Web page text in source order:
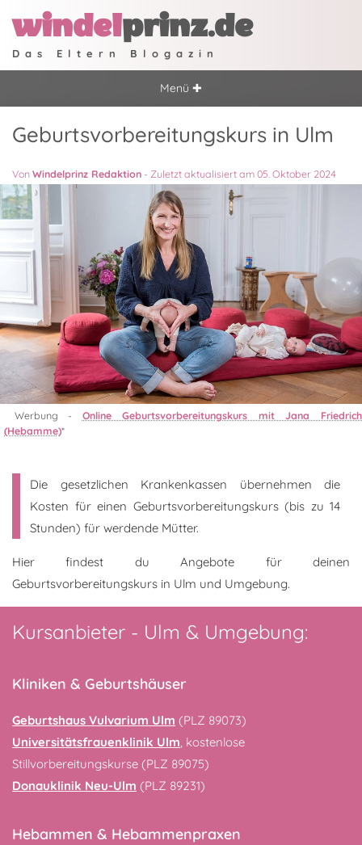
windelprinz.de
Das Eltern Blogazin
Menü ✚
Geburtsvorbereitungskurs in Ulm
VonWindelprinz Redaktion - Zuletzt aktualisiert am 05. Oktober 2024
Werbung - Online Geburtsvorbereitungskurs mit Jana Friedrich
(Hebamme)*
Die gesetzlichen Krankenkassen übernehmen die
Kosten für einen Geburtsvorbereitungskurs (bis zu 14
Stunden) für werdende Mütter.
Hier findest du Angebote für deinen
Geburtsvorbereitungskurs in Ulm und Umgebung.
Kursanbieter - Ulm & Umgebung:
Kliniken & Geburtshäuser
Geburtshaus Vulvarium Ulm (PLZ 89073)
Universitätsfrauenklinik Ulm, kostenlose
Stillvorbereitungskurse (PLZ 89075)
Donauklinik Neu-Ulm (PLZ 89231)
Hebammen & Hebammenpraxen